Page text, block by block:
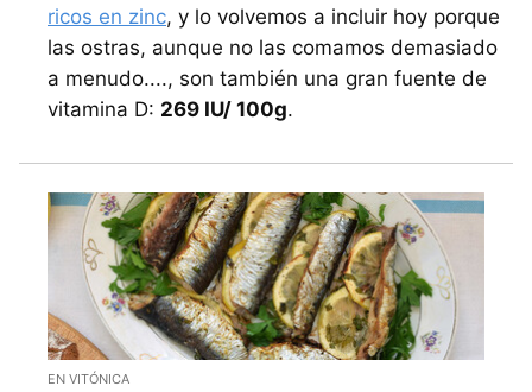
ricos en zinc, y lo volvemos a incluir hoy porque
las ostras, aunque no las comamos demasiado
a menudo...., son también una gran fuente de
vitamina D: 269 IU/ 100g.
EN VITÓNICA